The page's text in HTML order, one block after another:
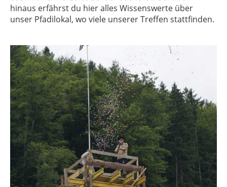
hinaus erfährst du hier alles Wissenswerte über
unser Pfadilokal, wo viele unserer Treffen stattfinden.